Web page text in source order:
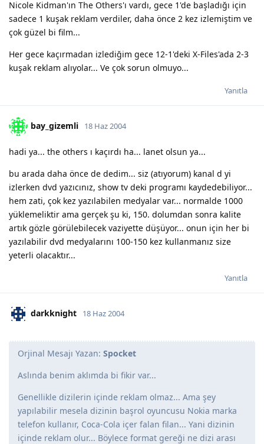
Nicole Kidman'ın The Others'ı vardı, gece 1'de başladığı için
sadece 1 kuşak reklam verdiler, daha önce 2 kez izlemiştim ve
çok güzel bi film...
Her gece kaçırmadan izlediğim gece 12-1'deki X-Files'ada 2-3
kuşak reklam alıyolar... Ve çok sorun olmuyo...
Yanıtla
bay_gizemli 18 Haz 2004
hadi ya... the others ı kaçırdı ha... lanet olsun ya...
bu arada daha önce de dedim... siz (atıyorum) kanal d yi
izlerken dvd yazıcınız, show tv deki programı kaydedebiliyor...
hem zati, çok kez yazılabilen medyalar var... normalde 1000
yüklemeliktir ama gerçek şu ki, 150. dolumdan sonra kalite
artık gözle görülebilecek vaziyette düşüyor... onun için her bi
yazılabilir dvd medyalarını 100-150 kez kullanmanız size
yeterli olacaktır...
Yanıtla
darkknight 18 Haz 2004
Orjinal Mesajı Yazan: Spocket
Aslında benim aklımda bi fikir var...
Genellikle dizilerin içinde reklam olmaz... Ama şey
yapılabilir mesela dizinin başrol oyuncusu Nokia marka
telefon kullanır, Coca-Cola içer falan filan... Yani dizinin
içinde reklam olur... Böylece format gereği ne dizi arası